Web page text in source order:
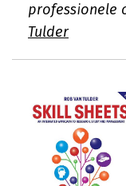
professionele
Tulder